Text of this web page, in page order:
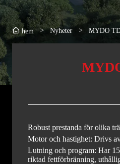
hem > Nyheter > MYDO
Robust prestanda för olika
Motor och hastighet: Drivs
Lutning och program: Har
riktad fettförbränning,